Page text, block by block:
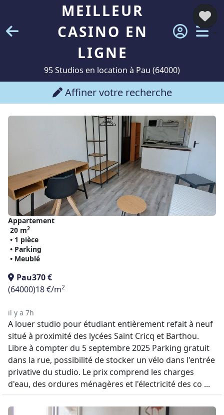
MEILLEUR
CASINO EN
LIGNE
95 Studios en location à Pau (64000)
Affiner votre recherche
Appartement
20 m2
• 1 pièce
• Parking
• Meublé
Pau370 €
(64000)18 €/m2
il y a 7h
A louer studio pour étudiant entièrement refait à neuf
situé à proximité des lycées Saint Cricq et Barthou.
Libre à compter du 5 septembre 2025 Parking gratuit
dans la rue, possibilité de stocker un vélo dans l'entrée
privative du studio. Le prix comprend les charges
d'eau, des ordures ménagères et l'électricité des co ...